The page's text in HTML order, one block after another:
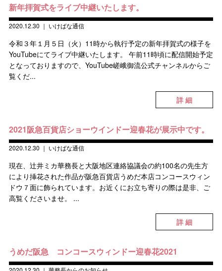
新年拝賀式をライブ中継いたします。
2020.12.30 ｜ いけばな通信
令和３年１月５日（火）11時から執行予定の新年拝賀式の様子を
YouTubeにてライブ中継いたします。 午前11時頃に配信開始予定
となっておりますので、YouTube嵯峨御流公式チャンネルからご
覧くだ...
詳 細
2021阪急百貨店ショーウインドー迎春花が展示中です。
2020.12.30 ｜ いけばな通信
現在、辻󠄀井ミカ華務長と大阪地区連絡協議会の約100名の先生方
により挿花された作品が阪急百貨店うめだ本店コンコースウィン
ドウ７面に飾られています。お近くにお立ち寄りの際は是非、ご
高覧くださいませ。 ...
詳 細
うめだ阪急 コンコースウィンドー迎春花2021